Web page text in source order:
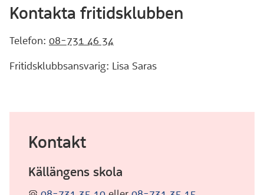
Kontakta fritidsklubben
Telefon: 08-731 46 34
Fritidsklubbsansvarig: Lisa Saras
Kontakt
Källängens skola